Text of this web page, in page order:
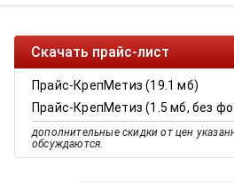
Скачать прайс-лист
Прайс-КрепМетиз (19.1 мб)
Прайс-КрепМетиз (1.5 мб, без
дополнительные скидки от цен
обсуждаются.